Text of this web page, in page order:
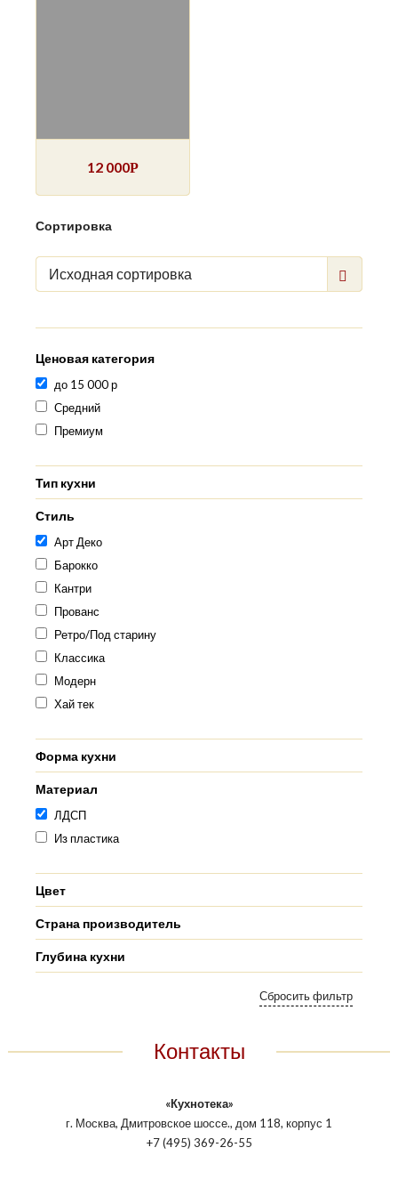
12 000Р
Сортировка
Исходная сортировка
Ценовая категория
до 15 000 р
Средний
Премиум
Тип кухни
Стиль
Арт Деко
Барокко
Кантри
Прованс
Ретро/Под старину
Классика
Модерн
Хай тек
Форма кухни
Материал
ЛДСП
Из пластика
Цвет
Страна производитель
Глубина кухни
Контакты
«Кухнотека»
г. Москва, Дмитровское шоссе., дом 118, корпус 1
+7 (495) 369-26-55